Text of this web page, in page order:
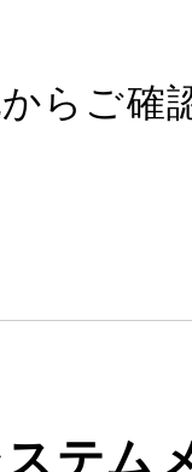
らご確
ステ